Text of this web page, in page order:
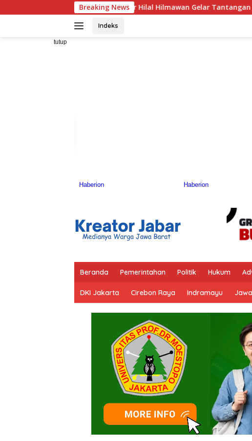
ke
Breaking News
DPRD Jabar Hilal Hilmawan Gelar Tantangan Kreatif Eceng
Indeks
tutup
Beranda Pemerintahan Politik Hukum
DKI Jakarta Cirebon Raya Indramayu